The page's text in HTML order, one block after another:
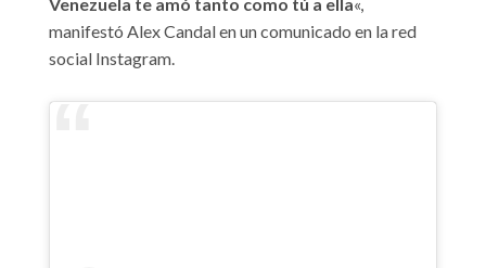
manifestó Alex Candal en un comunicado en la red
social Instagram.